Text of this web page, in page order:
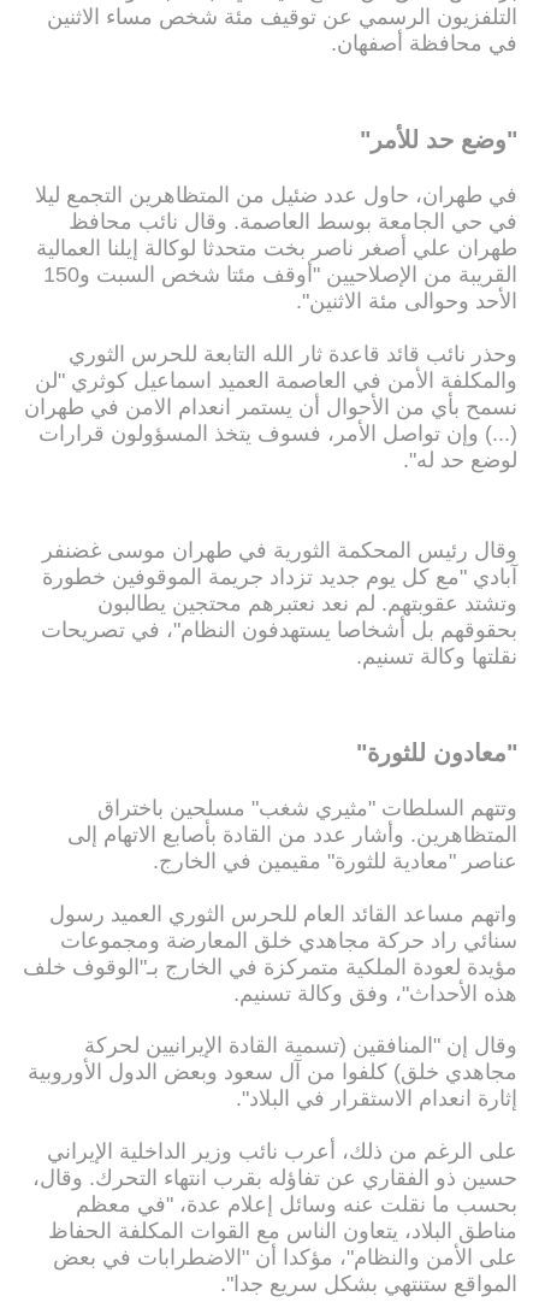
التلفزيون الرسمي عن توقيف مئة شخص مساء الاثنين
في محافظة أصفهان.
"وضع حد للأمر"
في طهران، حاول عدد ضئيل من المتظاهرين التجمع ليلا
في حي الجامعة بوسط العاصمة. وقال نائب محافظ
طهران علي أصغر ناصر بخت متحدثا لوكالة إيلنا العمالية
القريبة من الإصلاحيين "أوقف مئتا شخص السبت و150
الأحد وحوالى مئة الاثنين".
وحذر نائب قائد قاعدة ثار الله التابعة للحرس الثوري
والمكلفة الأمن في العاصمة العميد اسماعيل كوثري "لن
نسمح بأي من الأحوال أن يستمر انعدام الامن في طهران
(...) وإن تواصل الأمر، فسوف يتخذ المسؤولون قرارات
لوضع حد له".
وقال رئيس المحكمة الثورية في طهران موسى غضنفر
آبادي "مع كل يوم جديد تزداد جريمة الموقوفين خطورة
وتشتد عقوبتهم. لم نعد نعتبرهم محتجين يطالبون
بحقوقهم بل أشخاصا يستهدفون النظام"، في تصريحات
نقلتها وكالة تسنيم.
"معادون للثورة"
وتتهم السلطات "مثيري شغب" مسلحين باختراق
المتظاهرين. وأشار عدد من القادة بأصابع الاتهام إلى
عناصر "معادية للثورة" مقيمين في الخارج.
واتهم مساعد القائد العام للحرس الثوري العميد رسول
سنائي راد حركة مجاهدي خلق المعارضة ومجموعات
مؤيدة لعودة الملكية متمركزة في الخارج بـ"الوقوف خلف
هذه الأحداث"، وفق وكالة تسنيم.
وقال إن "المنافقين (تسمية القادة الإيرانيين لحركة
مجاهدي خلق) كلفوا من آل سعود وبعض الدول الأوروبية
إثارة انعدام الاستقرار في البلاد".
على الرغم من ذلك، أعرب نائب وزير الداخلية الإيراني
حسين ذو الفقاري عن تفاؤله بقرب انتهاء التحرك. وقال،
بحسب ما نقلت عنه وسائل إعلام عدة، "في معظم
مناطق البلاد، يتعاون الناس مع القوات المكلفة الحفاظ
على الأمن والنظام"، مؤكدا أن "الاضطرابات في بعض
المواقع ستنتهي بشكل سريع جدا".